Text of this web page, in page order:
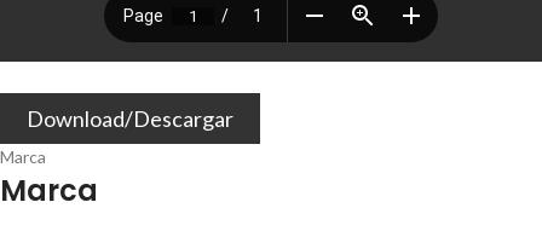
Download/Descargar
Marca
Marca